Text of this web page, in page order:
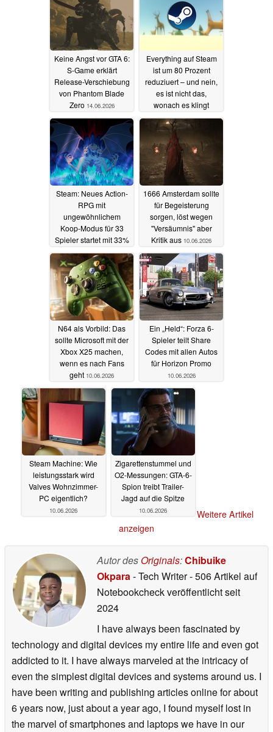
22.07.2026
Keine Angst vor GTA 6:
S-Game erklärt
Release-Verschiebung
von Phantom Blade
Zero 14.06.2026
Everything auf Steam
ist um 80 Prozent
reduziuert – und nein,
es ist nicht das,
wonach es klingt
13.06.2026
Steam: Neues Action-
RPG mit
ungewöhnlichem
Koop-Modus für 33
Spieler startet mit 33%
Rabatt12.06.2026
1666 Amsterdam sollte
für Begeisterung
sorgen, löst wegen
"Versäumnis" aber
Kritik aus 10.06.2026
N64 als Vorbild: Das
sollte Microsoft mit der
Xbox X25 machen,
wenn es nach Fans
geht 10.06.2026
Ein „Held“: Forza 6-
Spieler teilt Share
Codes mit allen Autos
für Horizon Promo
10.06.2026
Steam Machine: Wie
leistungsstark wird
Valves Wohnzimmer-
PC eigentlich?
10.06.2026
Zigarettenstummel und
O2-Messungen: GTA-6-
Spion treibt Trailer-
Jagd auf die Spitze
10.06.2026
Weitere Artikel
anzeigen
Autor des Originals:Chibuike
Okpara- Tech Writer- 506 Artikel auf
Notebookcheck veröffentlichtseit
2024
I have always been fascinated by
technology and digital devices my entire life and even got
addicted to it. I have always marveled at the intricacy of
even the simplest digital devices and systems around us. I
have been writing and publishing articles online for about
6 years now, just about a year ago, I found myself lost in
the marvel of smartphones and laptops we have in our